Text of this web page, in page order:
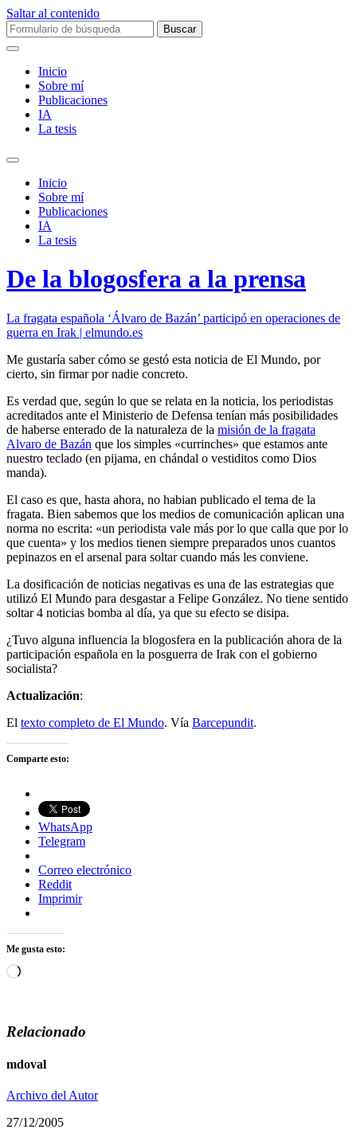
Saltar al contenido
Buscar:
Inicio
Sobre mí­
Publicaciones
IA
La tesis
Alternar
campo
búsqueda
Inicio
Sobre mí­
Publicaciones
IA
La tesis
De la blogosfera a la prensa
La fragata española ‘Álvaro de Bazán’ participó en operaciones de
guerra en Irak | elmundo.es
Me gustaría saber cómo se gestó esta noticia de El Mundo, por
cierto, sin firmar por nadie concreto.
Es verdad que, según lo que se relata en la noticia, los periodistas
acreditados ante el Ministerio de Defensa tenían más posibilidades
de haberse enterado de la naturaleza de la misión de la fragata
Alvaro de Bazán que los simples «currinches» que estamos ante
nuestro teclado (en pijama, en chándal o vestiditos como Dios
manda).
El caso es que, hasta ahora, no habian publicado el tema de la
fragata. Bien sabemos que los medios de comunicación aplican una
norma no escrita: «un periodista vale más por lo que calla que por lo
que cuenta» y los medios tienen siempre preparados unos cuantos
pepinazos en el arsenal para soltar cuando más les conviene.
La dosificación de noticias negativas es una de las estrategias que
utilizó El Mundo para desgastar a Felipe González. No tiene sentido
soltar 4 noticias bomba al día, ya que su efecto se disipa.
¿Tuvo alguna influencia la blogosfera en la publicación ahora de la
participación española en la posguerra de Irak con el gobierno
socialista?
Actualización:
El texto completo de El Mundo. Vía Barcepundit.
Comparte esto:
WhatsApp
Telegram
Correo electrónico
Reddit
Imprimir
Me gusta esto:
Cargando...
Relacionado
mdoval
Archivo del Autor
27/12/2005